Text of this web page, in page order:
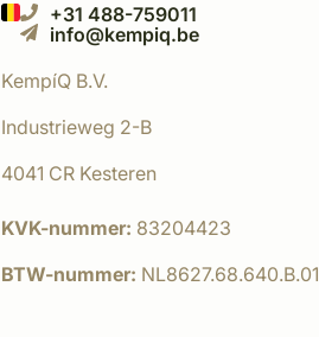
+31 488-759011
info@kempiq.be
KempíQ B.V.
Industrieweg 2-B
4041 CR Kesteren
KVK-nummer: 83204423
BTW-nummer: NL8627.68.640.B.01